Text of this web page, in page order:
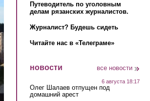
Путеводитель по уголовным
делам рязанских журналистов.
Журналист? Будешь сидеть
Читайте нас в «Телеграме»
новости все новости
6 августа 18:17
Олег Шалаев отпущен под
домашний арест